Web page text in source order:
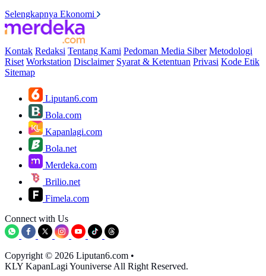
Selengkapnya Ekonomi
Kontak Redaksi Tentang Kami Pedoman Media Siber Metodologi
Riset Workstation Disclaimer Syarat & Ketentuan Privasi Kode Etik
Sitemap
Liputan6.com
Bola.com
Kapanlagi.com
Bola.net
Merdeka.com
Brilio.net
Fimela.com
Connect with Us
Copyright © 2026 Liputan6.com •
KLY KapanLagi Youniverse All Right Reserved.